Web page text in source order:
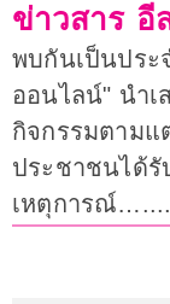
ข่าวสาร อี
พบกันเป็นประ
ออนไลน์" นำเ
กิจกรรมตามแ
ประชาชนได้รั
เหตุการณ์